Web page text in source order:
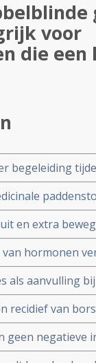
voor
die een
begeleiding
I tot III 25
negatief
en extra
na de
hormonen
door
als aanvulling
recidief van
3 maart 2010
geen negatieve
van